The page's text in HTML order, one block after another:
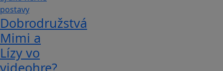
Dobrodružstvá
Mimi a
Lízy vo
videohre?